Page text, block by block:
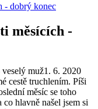
- dobrý konec
měsících -
muž1. 6. 2020
cestě truchlením. Píši
měsíc se toho
hlavně našel jsem si